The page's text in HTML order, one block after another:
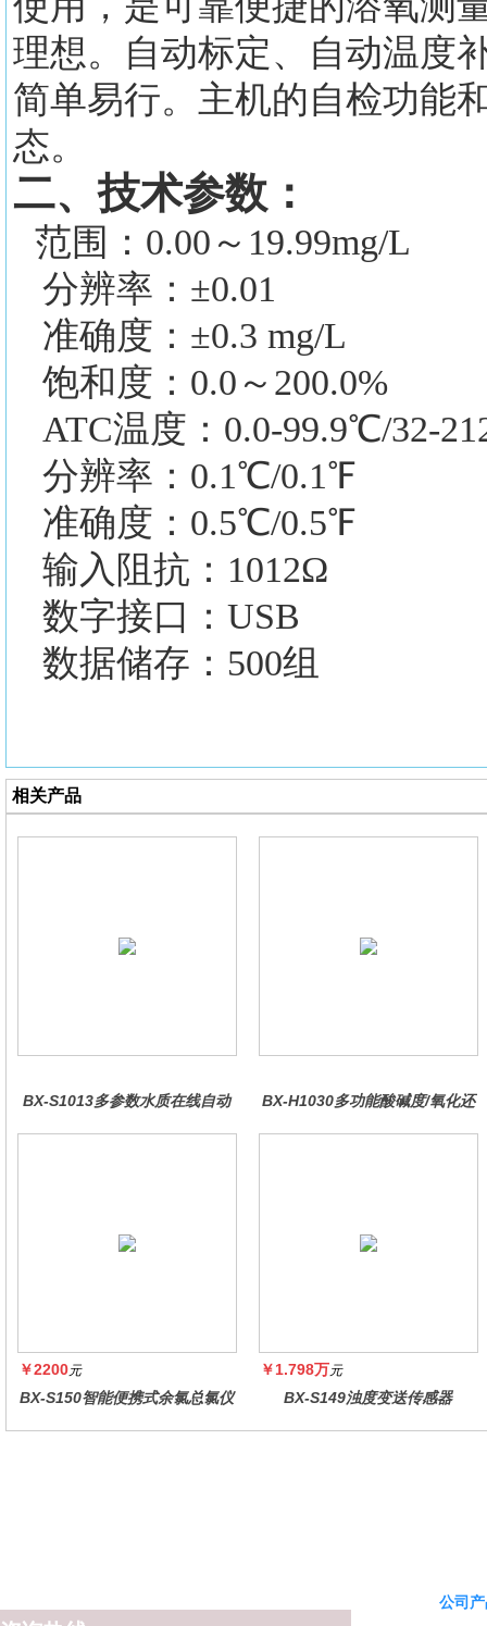
理想。自动标定、自动温度
简单易行。主机的自检功能
态。
二、技术参数：
范围： 0.00～19.99mg/L
分辨率： ±0.01
准确度： ±0.3 mg/L
饱和度： 0.0～200.0%
ATC温度：0.0-99.9℃/32-
分辨率： 0.1℃/0.1℉
准确度： 0.5℃/0.5℉
输入阻抗： 1012Ω
数字接口： USB
数据储存： 500组
相关产品
BX-S1013多参数水质在线自动
BX-H1030多功能酸碱度/氧化还
￥2200元
BX-S150智能便携式余氯总氯仪
￥1.798万元
BX-S149浊度变送传感器
公司